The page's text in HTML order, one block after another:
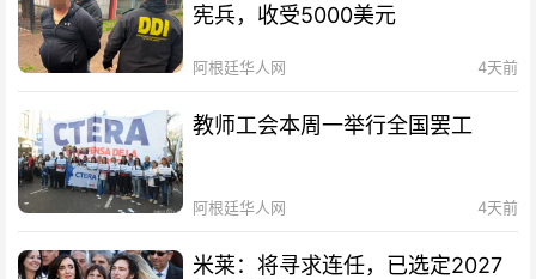
宪兵，收受5000美元
阿根廷华人网 4天前
教师工会本周一举行全国罢工
阿根廷华人网 4天前
米莱：将寻求连任，已选定2027